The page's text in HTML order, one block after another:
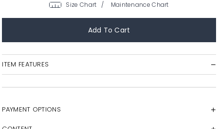
/
ITEM FEATURES
PAYMENT OPTIONS